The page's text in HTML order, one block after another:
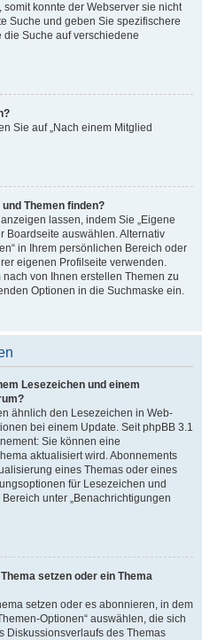
somit konnte der Webserver sie nicht
Suche und geben Sie spezifischere
Suche auf verschiedene
Sie auf „Nach einem Mitglied
Themen finden?
lassen, indem Sie „Eigene
Boardseite auswählen. Alternativ
in Ihrem persönlichen Bereich oder
eigenen Profilseite verwenden.
von Ihnen erstellen Themen zu
Optionen in die Suchmaske ein.
Lesezeichen und einem
ähnlich den Lesezeichen in Web-
bei einem Update. Seit phpBB 3.1
Sie können eine
aktualisiert wird. Abonnements
eines Themas oder eines
für Lesezeichen und
unter „Benachrichtigungen
setzen oder ein Thema
setzen oder es abonnieren, in dem
Optionen“ auswählen, die sich
Diskussionsverlaufs des Themas